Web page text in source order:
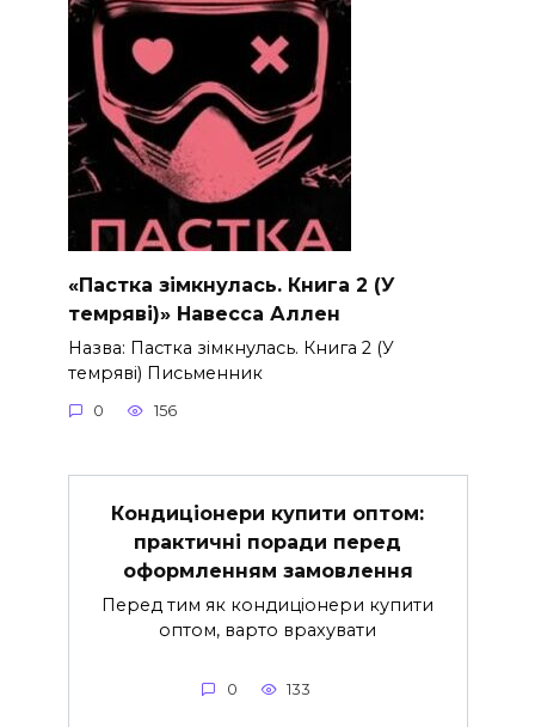
«Пастка зімкнулась. Книга 2 (У
темряві)» Навесса Аллен
Назва: Пастка зімкнулась. Книга 2 (У
темряві) Письменник
0 156
Кондиціонери купити оптом:
практичні поради перед
оформленням замовлення
Перед тим як кондиціонери купити
оптом, варто врахувати
0 133